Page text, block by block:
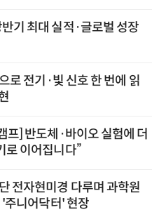
기 최대 실적·글로벌 성장
로 전기·빛 신호 한 번에 읽
프] 반도체·바이오 실험에 더
로 이어집니다”
전자현미경 다루며 과학원
주니어닥터' 현장